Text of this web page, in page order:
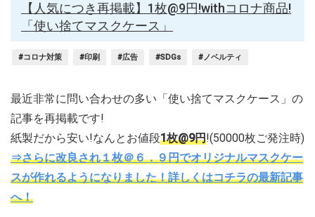
【人気につき再掲載】1枚@9円!withコロナ商品!
「使い捨てマスクケース」
#コロナ対策 #印刷 #広告 #SDGs #ノベルティ
最近非常に問い合わせの多い「使い捨てマスクケース」の
記事を再掲載です!
紙製だから安い!なんとお値段1枚@9円!(50000枚ご発注時)
⇒さらに改良され１枚＠６．９円でオリジナルマスクケー
スが作れるようになりました！詳しくはコチラの最新記事
へ！